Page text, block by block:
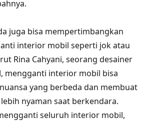
juga bisa mempertimbangkan
interior mobil seperti jok atau
Rina Cahyani, seorang desainer
mengganti interior mobil bisa
yang berbeda dan membuat
nyaman saat berkendara.
seluruh interior mobil,